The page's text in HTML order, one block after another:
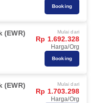
Booking
(EWR) Mulai dari
Rp 1.692.328
Harga/Org
Booking
(EWR) Mulai dari
Rp 1.703.298
Harga/Org